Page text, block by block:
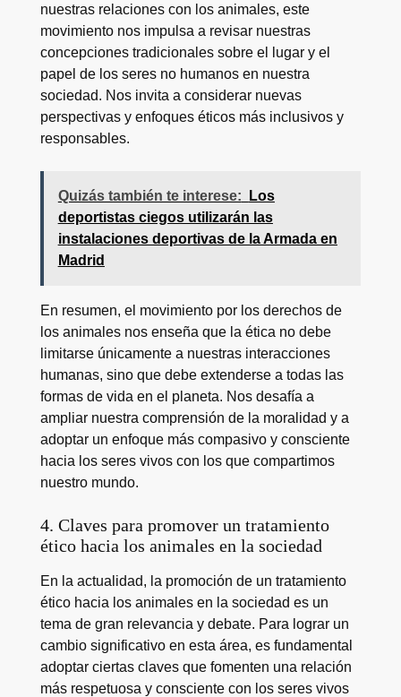
nuestras relaciones con los animales, este
movimiento nos impulsa a revisar nuestras
concepciones tradicionales sobre el lugar y el
papel de los seres no humanos en nuestra
sociedad. Nos invita a considerar nuevas
perspectivas y enfoques éticos más inclusivos y
responsables.
Quizás también te interese:
Los
deportistas ciegos utilizarán las
instalaciones deportivas de la Armada en
Madrid
En resumen, el movimiento por los derechos de
los animales nos enseña que la ética no debe
limitarse únicamente a nuestras interacciones
humanas, sino que debe extenderse a todas las
formas de vida en el planeta. Nos desafía a
ampliar nuestra comprensión de la moralidad y a
adoptar un enfoque más compasivo y consciente
hacia los seres vivos con los que compartimos
nuestro mundo.
4. Claves para promover un tratamiento
ético hacia los animales en la sociedad
En la actualidad, la promoción de un tratamiento
ético hacia los animales en la sociedad es un
tema de gran relevancia y debate. Para lograr un
cambio significativo en esta área, es fundamental
adoptar ciertas claves que fomenten una relación
más respetuosa y consciente con los seres vivos